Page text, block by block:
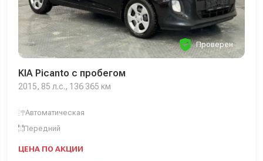
Проверен
KIA Picanto с пробегом
2015, 85 л.с., 136 365 км
Автоматическая
Передний
ЦЕНА ПО АКЦИИ